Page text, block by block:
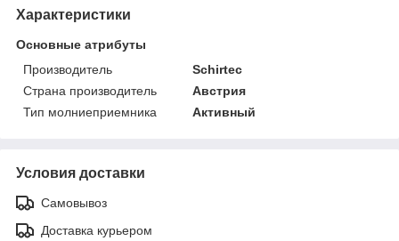
Характеристики
Основные атрибуты
Производитель
Schirtec
Страна производитель
Австрия
Тип молниеприемника
Активный
Условия доставки
Самовывоз
Доставка курьером